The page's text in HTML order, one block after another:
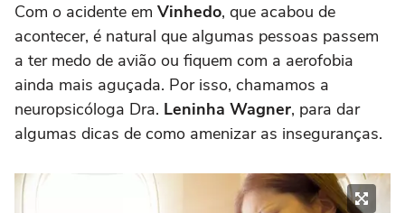
Com o acidente em Vinhedo, que acabou de
acontecer, é natural que algumas pessoas passem
a ter medo de avião ou fiquem com a aerofobia
ainda mais aguçada. Por isso, chamamos a
neuropsicóloga Dra. Leninha Wagner, para dar
algumas dicas de como amenizar as inseguranças.